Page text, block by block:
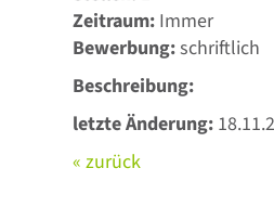
Zeitraum: Immer
Bewerbung:schriftlich
Beschreibung:
letzte Änderung:
« zurück